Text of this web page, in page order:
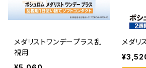
メダリストワンデープラス乱
視用
メダリ